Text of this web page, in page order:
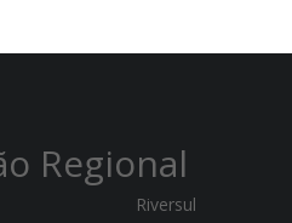
Regional
Riversul